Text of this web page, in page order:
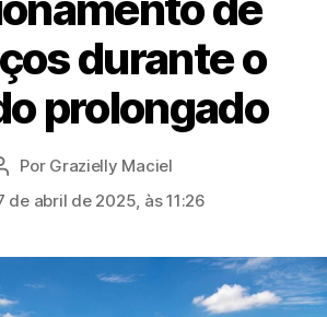
durante o
prolongado
Autor
do
Por Grazielly Maciel
de abril de 2025, às 11:26